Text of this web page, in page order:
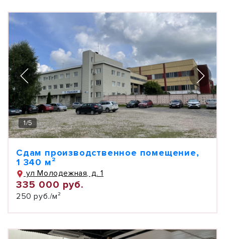
1/5
Сдам производственное помещение,
1 340 м²
ул Молодежная, д. 1
335 000 руб.
250 руб./м²